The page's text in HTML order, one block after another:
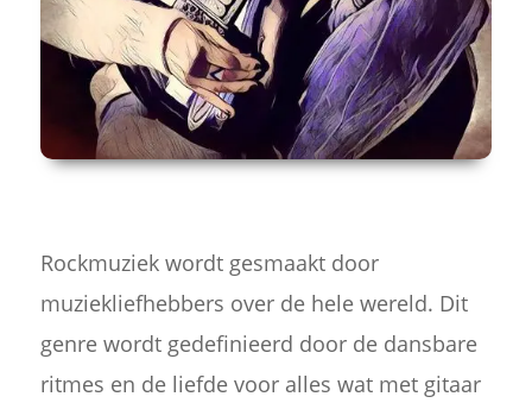
Rockmuziek wordt gesmaakt door
muziekliefhebbers over de hele wereld. Dit
genre wordt gedefinieerd door de dansbare
ritmes en de liefde voor alles wat met gitaar